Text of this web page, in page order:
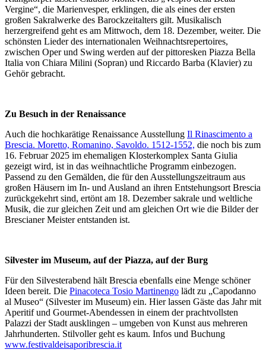
Vergine“, die Marienvesper, erklingen, die als eines der ersten
großen Sakralwerke des Barockzeitalters gilt. Musikalisch
herzergreifend geht es am Mittwoch, dem 18. Dezember, weiter. Die
schönsten Lieder des internationalen Weihnachtsrepertoires,
zwischen Oper und Swing werden auf der pittoresken Piazza Bella
Italia von Chiara Milini (Sopran) und Riccardo Barba (Klavier) zu
Gehör gebracht.
Zu Besuch in der Renaissance
Auch die hochkarätige Renaissance Ausstellung Il Rinascimento a
Brescia. Moretto, Romanino, Savoldo. 1512-1552, die noch bis zum
16. Februar 2025 im ehemaligen Klosterkomplex Santa Giulia
gezeigt wird, ist in das weihnachtliche Programm einbezogen.
Passend zu den Gemälden, die für den Ausstellungszeitraum aus
großen Häusern im In- und Ausland an ihren Entstehungsort Brescia
zurückgekehrt sind, ertönt am 18. Dezember sakrale und weltliche
Musik, die zur gleichen Zeit und am gleichen Ort wie die Bilder der
Brescianer Meister entstanden ist.
Silvester im Museum, auf der Piazza, auf der Burg
Für den Silvesterabend hält Brescia ebenfalls eine Menge schöner
Ideen bereit. Die Pinacoteca Tosio Martinengo lädt zu „Capodanno
al Museo“ (Silvester im Museum) ein. Hier lassen Gäste das Jahr mit
Aperitif und Gourmet-Abendessen in einem der prachtvollsten
Palazzi der Stadt ausklingen – umgeben von Kunst aus mehreren
Jahrhunderten. Stilvoller geht es kaum. Infos und Buchung
www.festivaldeisaporibrescia.it